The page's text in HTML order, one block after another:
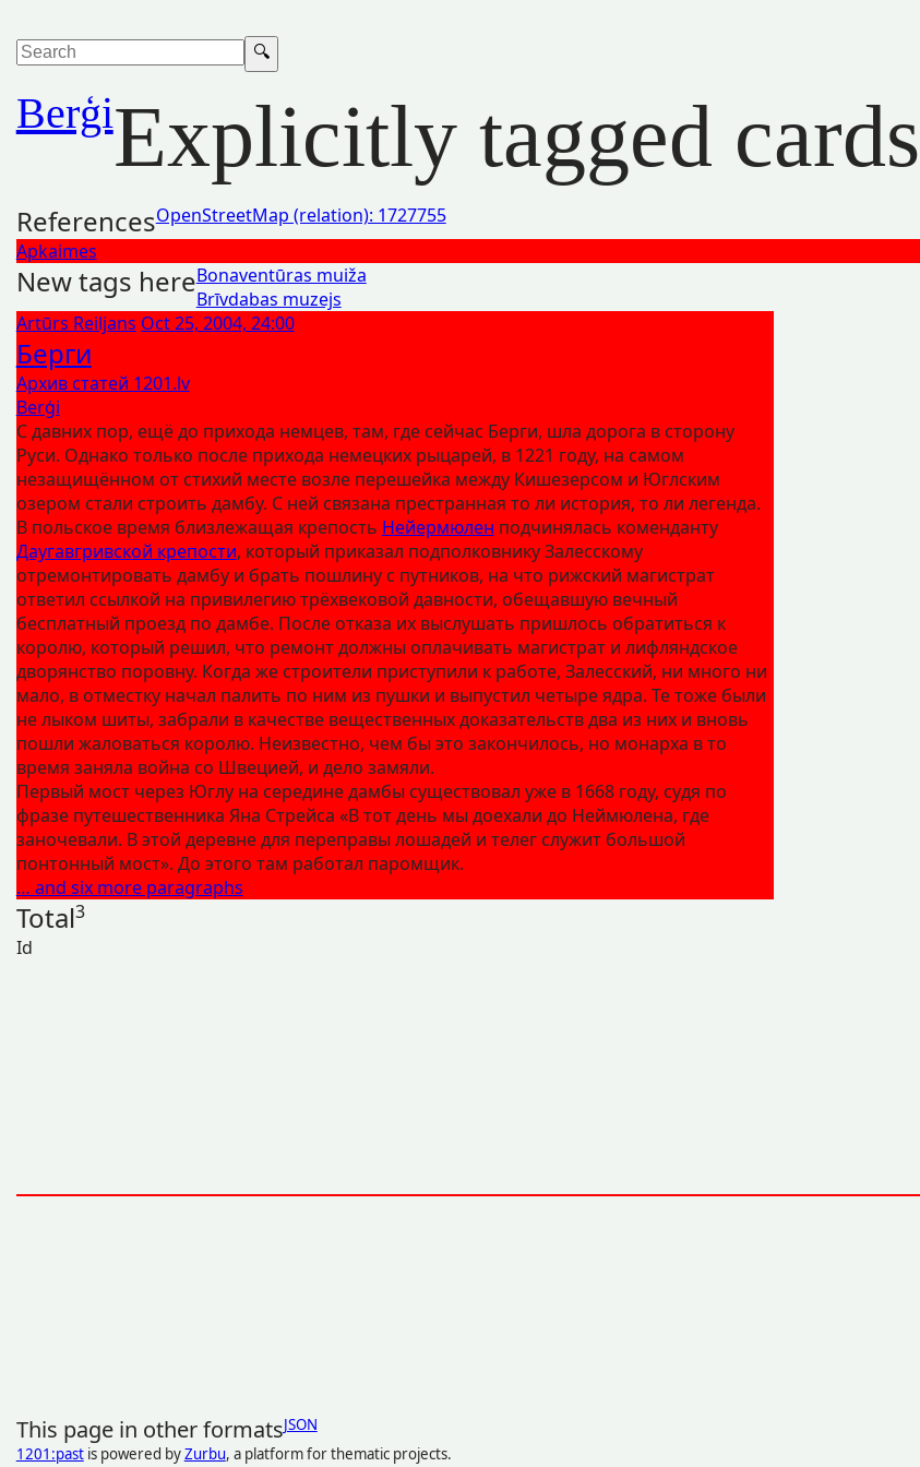
BerģiExplicitly tagged cards
ReferencesOpenStreetMap (relation): 1727755
Apkaimes
New tags hereBonaventūras muiža
Brīvdabas muzejs
Artūrs Reiljans Oct 25, 2004, 24:00
Берги
Архив статей 1201.lv
Berģi
С давних пор, ещё до прихода немцев, там, где сейчас Берги, шла дорога в сторону
Руси. Однако только после прихода немецких рыцарей, в 1221 году, на самом
незащищённом от стихий месте возле перешейка между Кишезерсом и Юглским
озером стали строить дамбу. С ней связана престранная то ли история, то ли легенда.
В польское время близлежащая крепость Нейермюлен подчинялась коменданту
Даугавгривской крепости, который приказал подполковнику Залесскому
отремонтировать дамбу и брать пошлину с путников, на что рижский магистрат
ответил ссылкой на привилегию трёхвековой давности, обещавшую вечный
бесплатный проезд по дамбе. После отказа их выслушать пришлось обратиться к
королю, который решил, что ремонт должны оплачивать магистрат и лифляндское
дворянство поровну. Когда же строители приступили к работе, Залесский, ни много ни
мало, в отместку начал палить по ним из пушки и выпустил четыре ядра. Те тоже были
не лыком шиты, забрали в качестве вещественных доказательств два из них и вновь
пошли жаловаться королю. Неизвестно, чем бы это закончилось, но монарха в то
время заняла война со Швецией, и дело замяли.
Первый мост через Юглу на середине дамбы существовал уже в 1668 году, судя по
фразе путешественника Яна Стрейса «В тот день мы доехали до Неймюлена, где
заночевали. В этой деревне для переправы лошадей и телег служит большой
понтонный мост». До этого там работал паромщик.
… and six more paragraphs
Total3
Id
This page in other formatsJSON
1201:pastis powered byZurbu, a platform for thematic projects.